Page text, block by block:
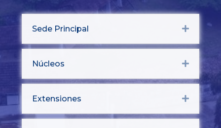
Sede Principal Expand
Núcleos Expand
Extensiones Expand